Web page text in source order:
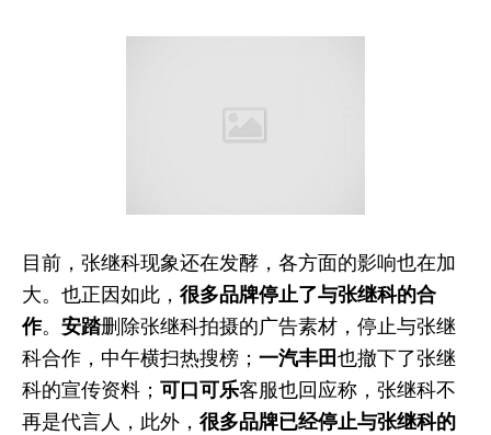
目前，张继科现象还在发酵，各方面的影响也在加
大。也正因如此， 很多品牌停止了与张继科的合
作。 安踏删除张继科拍摄的广告素材，停止与张继
科合作，中午横扫热搜榜； 一汽丰田 也撤下了张继
科的宣传资料； 可口可乐客服也回应称，张继科不
再是代言人，此外， 很多品牌已经停止与张继科的